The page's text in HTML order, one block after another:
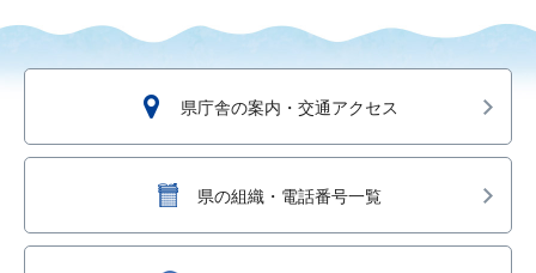
県庁舎の案内・交通アクセス
県の組織・電話番号一覧